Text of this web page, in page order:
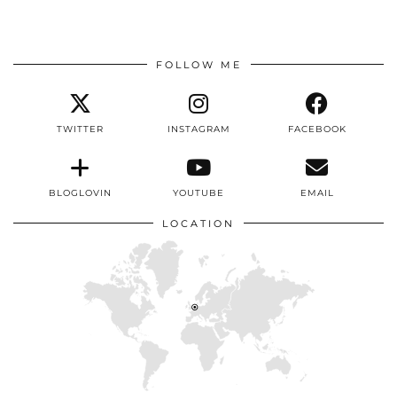
FOLLOW ME
TWITTER INSTAGRAM FACEBOOK
BLOGLOVIN YOUTUBE EMAIL
LOCATION